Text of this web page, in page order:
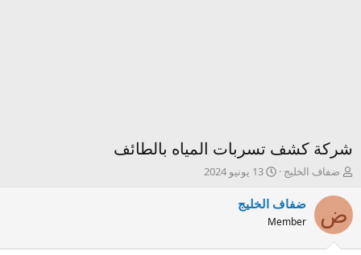
شركة كشف تسربات المياه بالطائف
ك
ت
ب
ضفاف الخليج
ت
ر
13 يونيو 2024
ض ضفاف الخليج
Member